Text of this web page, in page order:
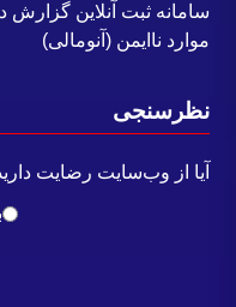
ثبت آنلاین گزارش دهی
ناایمن (آنومالی)
از وب‌سایت رضایت دارید؟
بله